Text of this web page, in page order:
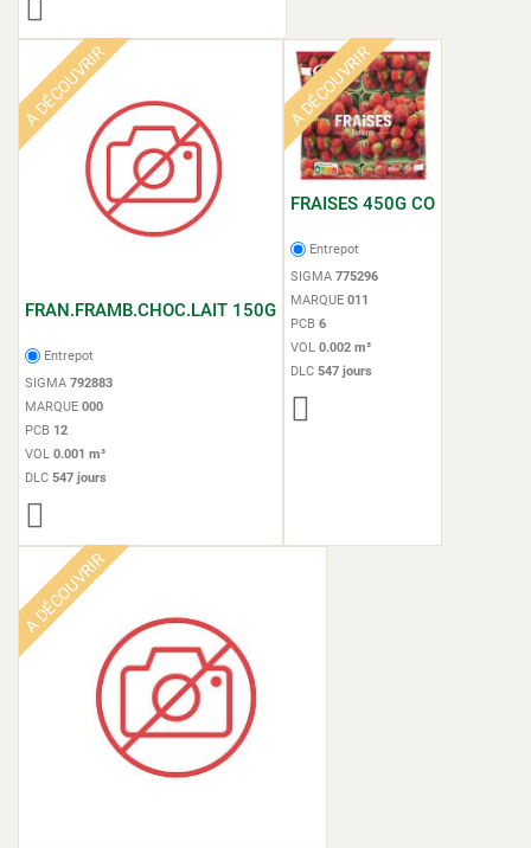
A DÉCOUVRIR
FRAN.FRAMB.CHOC.LAIT 150G
Entrepot
SIGMA 792883
MARQUE 000
PCB 12
VOL 0.001 m³
DLC 547 jours
A DÉCOUVRIR
FRAISES 450G CO
Entrepot
SIGMA 775296
MARQUE 011
PCB 6
VOL 0.002 m³
DLC 547 jours
A DÉCOUVRIR